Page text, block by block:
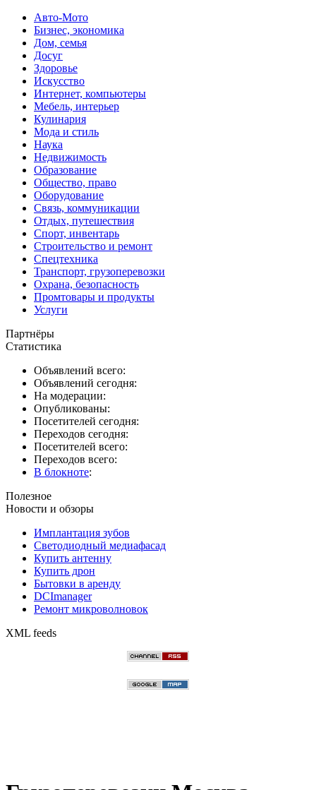
Авто-Мото
Бизнес, экономика
Дом, семья
Досуг
Здоровье
Искусство
Интернет, компьютеры
Мебель, интерьер
Кулинария
Мода и стиль
Наука
Недвижимость
Образование
Общество, право
Оборудование
Связь, коммуникации
Отдых, путешествия
Спорт, инвентарь
Строительство и ремонт
Спецтехника
Транспорт, грузоперевозки
Охрана, безопасность
Промтовары и продукты
Услуги
Партнёры
Статистика
Объявлений всего:
Объявлений сегодня:
На модерации:
Опубликованы:
Посетителей сегодня:
Переходов сегодня:
Посетителей всего:
Переходов всего:
В блокноте:
Полезное
Новости и обзоры
Имплантация зубов
Светодиодный медиафасад
Купить антенну
Купить дрон
Бытовки в аренду
DCImanager
Ремонт микроволновок
XML feeds